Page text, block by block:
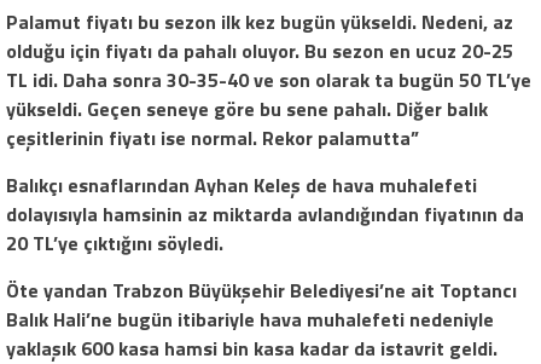
Palamut fiyatı bu sezon ilk kez bugün yükseldi. Nedeni, az
olduğu için fiyatı da pahalı oluyor. Bu sezon en ucuz 20-25
TL idi. Daha sonra 30-35-40 ve son olarak ta bugün 50 TL’ye
yükseldi. Geçen seneye göre bu sene pahalı. Diğer balık
çeşitlerinin fiyatı ise normal. Rekor palamutta”
Balıkçı esnaflarından Ayhan Keleş de hava muhalefeti
dolayısıyla hamsinin az miktarda avlandığından fiyatının da
20 TL’ye çıktığını söyledi.
Öte yandan Trabzon Büyükşehir Belediyesi’ne ait Toptancı
Balık Hali’ne bugün itibariyle hava muhalefeti nedeniyle
yaklaşık 600 kasa hamsi bin kasa kadar da istavrit geldi.